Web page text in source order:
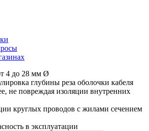
4 до 28 мм Ø
глубины реза оболочки кабеля
не повреждая изоляции внутренних
круглых проводов с жилами сечением
в эксплуатации